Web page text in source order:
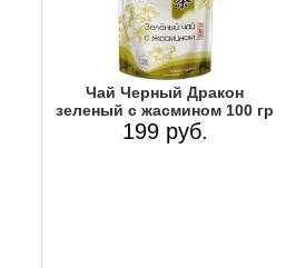
Чай Черный Дракон
зеленый с жасмином 100 гр
199 руб.